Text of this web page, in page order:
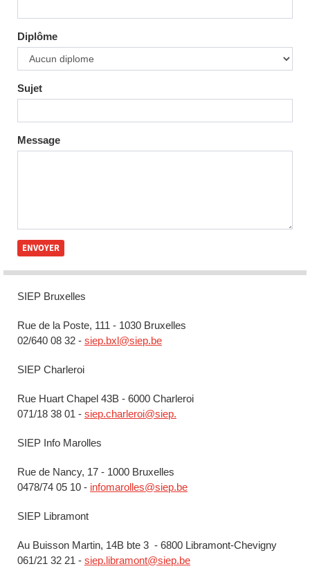
Diplôme
Sujet
Message
SIEP Bruxelles
Rue de la Poste, 111 - 1030 Bruxelles
02/640 08 32 - siep.bxl@siep.be
SIEP Charleroi
Rue Huart Chapel 43B - 6000 Charleroi
071/18 38 01 - siep.charleroi@siep.
SIEP Info Marolles
Rue de Nancy, 17 - 1000 Bruxelles
0478/74 05 10 - infomarolles@siep.be
SIEP Libramont
Au Buisson Martin, 14B bte 3 - 6800 Libramont-Chevigny
061/21 32 21 - siep.libramont@siep.be